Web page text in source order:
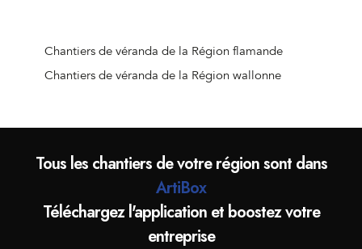
Chantiers de véranda de la Région flamande
Chantiers de véranda de la Région wallonne
Tous les chantiers de votre région sont dans
ArtiBox
Téléchargez l'application et boostez votre
entreprise